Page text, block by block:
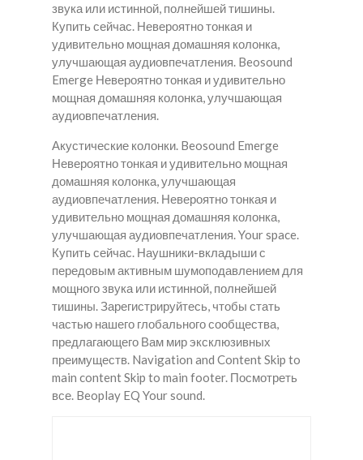
звука или истинной, полнейшей тишины.
Купить сейчас. Невероятно тонкая и
удивительно мощная домашняя колонка,
улучшающая аудиовпечатления. Beosound
Emerge Невероятно тонкая и удивительно
мощная домашняя колонка, улучшающая
аудиовпечатления.
Акустические колонки. Beosound Emerge
Невероятно тонкая и удивительно мощная
домашняя колонка, улучшающая
аудиовпечатления. Невероятно тонкая и
удивительно мощная домашняя колонка,
улучшающая аудиовпечатления. Your space.
Купить сейчас. Наушники-вкладыши с
передовым активным шумоподавлением для
мощного звука или истинной, полнейшей
тишины. Зарегистрируйтесь, чтобы стать
частью нашего глобального сообщества,
предлагающего Вам мир эксклюзивных
преимуществ. Navigation and Content Skip to
main content Skip to main footer. Посмотреть
все. Beoplay EQ Your sound.